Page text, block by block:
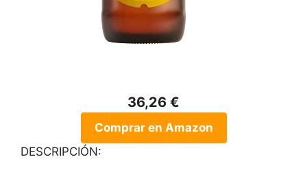
36,26 €
Comprar en Amazon
DESCRIPCIÓN: